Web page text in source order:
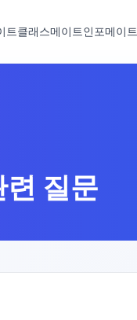
트클래스메이트인포메이트
질문